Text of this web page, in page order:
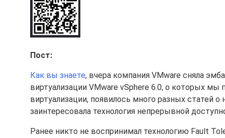
Пост:
Как вы знаете, вчера компания VMware сняла
виртуализации VMware vSphere 6.0, о которых мы
виртуализации, появилось много разных статей
заинтересовала технология непрерывной
Ранее никто не воспринимал технологию Fault